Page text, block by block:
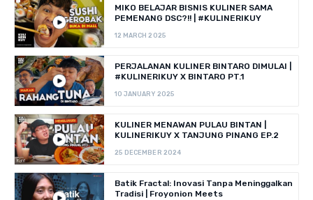
MIKO BELAJAR BISNIS KULINER SAMA
PEMENANG DSC?!! | #KULINERIKUY
12 MARCH 2025
PERJALANAN KULINER BINTARO DIMULAI |
#KULINERIKUY X BINTARO PT.1
10 JANUARY 2025
KULINER MENAWAN PULAU BINTAN |
KULINERIKUY X TANJUNG PINANG EP.2
25 DECEMBER 2024
Batik Fractal: Inovasi Tanpa Meninggalkan
Tradisi | Froyonion Meets